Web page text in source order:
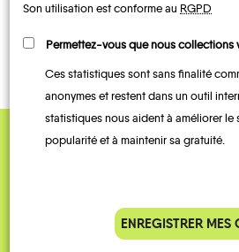
Son utilisation est conforme au RGPD
Permettez-vous que nous collections
Ces statistiques sont sans finalité
anonymes et restent dans un outil
statistiques nous aident à améliorer le
popularité et à maintenir sa gratuité.
ENREGISTRER MES